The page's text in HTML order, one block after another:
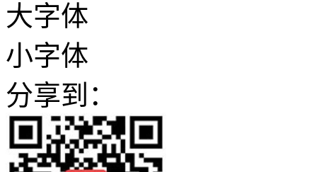
大字体
小字体
分享到：